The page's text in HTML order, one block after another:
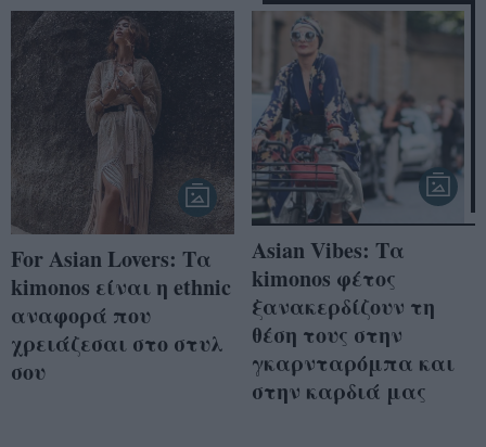
For Asian Lovers: Τα
kimonos είναι η ethnic
αναφορά που
χρειάζεσαι στο στυλ
σου
Asian Vibes: Τα
kimonos φέτος
ξανακερδίζουν τη
θέση τους στην
γκαρνταρόμπα και
στην καρδιά μας